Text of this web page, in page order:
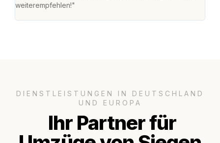
weiterempfehlen!"
DIENSTLEISTUNGEN IN DEUTSCHLAND
UND EUROPA
Ihr Partner für